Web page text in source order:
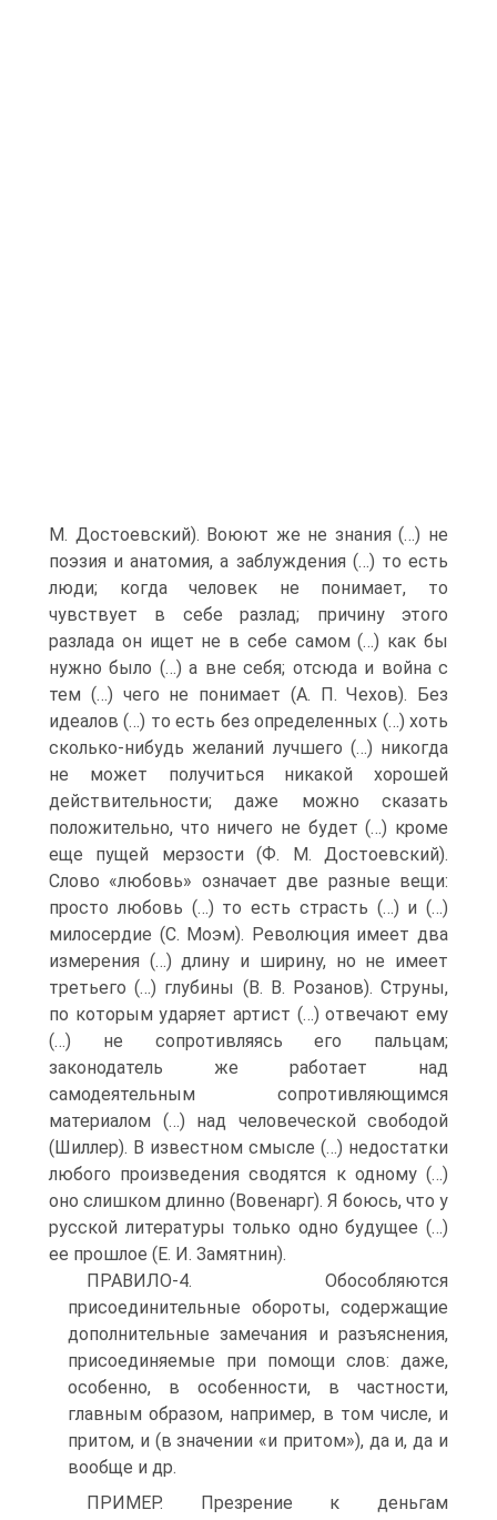
М. Достоевский). Воюют же не знания (…) не
поэзия и анатомия, а заблуждения (…) то есть
люди; когда человек не понимает, то
чувствует в себе разлад; причину этого
разлада он ищет не в себе самом (…) как бы
нужно было (…) а вне себя; отсюда и война с
тем (…) чего не понимает (А. П. Чехов). Без
идеалов (…) то есть без определенных (…) хоть
сколько‑нибудь желаний лучшего (…) никогда
не может получиться никакой хорошей
действительности; даже можно сказать
положительно, что ничего не будет (…) кроме
еще пущей мерзости (Ф. М. Достоевский).
Слово «любовь» означает две разные вещи:
просто любовь (…) то есть страсть (…) и (…)
милосердие (С. Моэм). Революция имеет два
измерения (…) длину и ширину, но не имеет
третьего (…) глубины (В. В. Розанов). Струны,
по которым ударяет артист (…) отвечают ему
(…) не сопротивляясь его пальцам;
законодатель же работает над
самодеятельным сопротивляющимся
материалом (…) над человеческой свободой
(Шиллер). В известном смысле (…) недостатки
любого произведения сводятся к одному (…)
оно слишком длинно (Вовенарг). Я боюсь, что у
русской литературы только одно будущее (…)
ее прошлое (Е. И. Замятнин).
ПРАВИЛО‑4. Обособляются
присоединительные обороты, содержащие
дополнительные замечания и разъяснения,
присоединяемые при помощи слов: даже,
особенно, в особенности, в частности,
главным образом, например, в том числе, и
притом, и (в значении «и притом»), да и, да и
вообще и др.
ПРИМЕР. Презрение к деньгам